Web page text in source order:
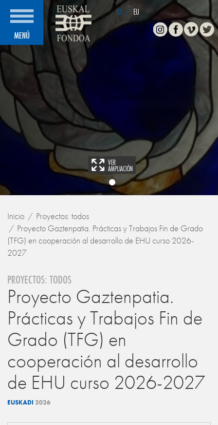
MENÚ
ES / EU
InstagramFacebook
Vimeo
Inicio
Proyectos: todos
Proyecto Gaztenpatia. Prácticas y Trabajos Fin de Grado
(TFG) en cooperación al desarrollo de EHU curso 2026-
2027
PROYECTOS: TODOS
Proyecto Gaztenpatia.
Prácticas y Trabajos Fin de
Grado (TFG) en
cooperación al desarrollo
de EHU curso 2026-2027
EUSKADI 2026